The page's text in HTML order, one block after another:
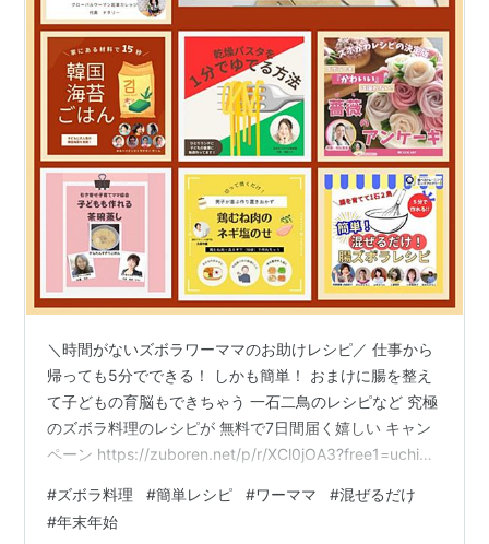
＼時間がないズボラワーママのお助けレシピ／ 仕事から
帰っても5分でできる！ しかも簡単！ おまけに腸を整え
て子どもの育脳もできちゃう 一石二鳥のレシピなど 究極
のズボラ料理のレシピが 無料で7日間届く嬉しい キャン
ペーン https://zuboren.net/p/r/XCl0jOA3?free1=uchida
レシピ〜 ＼ 本日より7日間毎日届く ズボラ大好きママへ
のお助けプレゼント企画です。 食べるトレーニングキッ
#ズボラ料理 #簡単レシピ #ワーママ #混ぜるだけ
#年末年始